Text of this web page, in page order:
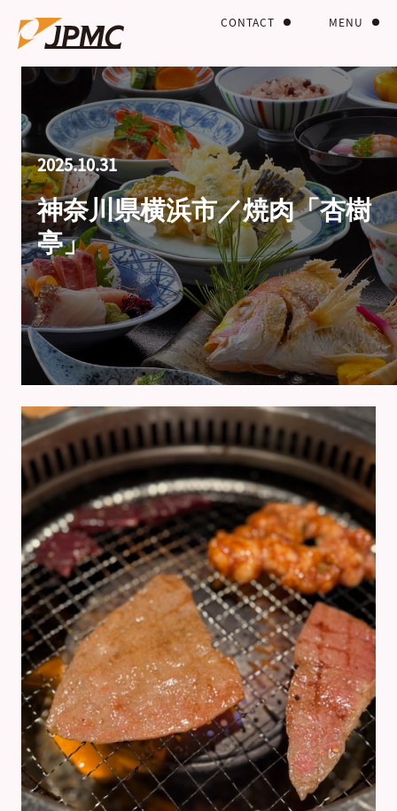
MENU
CONTACT
2025.10.31
神奈川県横浜市／焼肉「杏樹
亭」